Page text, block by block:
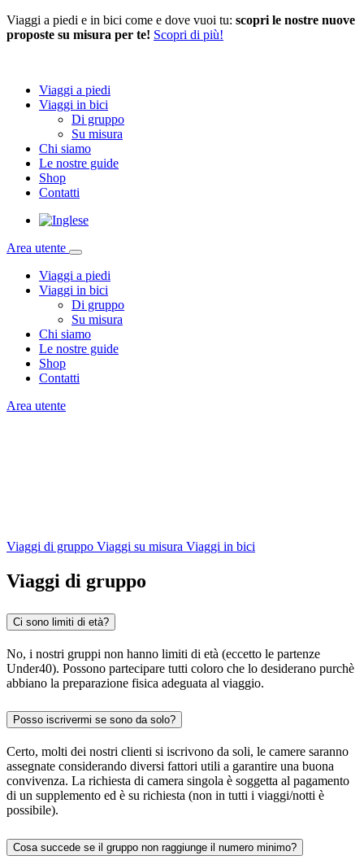
Viaggi a piedi e in bici come e dove vuoi tu: scopri le nostre nuove
proposte su misura per te! Scopri di più!
Viaggi a piedi
Viaggi in bici
Di gruppo
Su misura
Chi siamo
Le nostre guide
Shop
Contatti
Area utente
Viaggi a piedi
Viaggi in bici
Di gruppo
Su misura
Chi siamo
Le nostre guide
Shop
Contatti
Area utente
Viaggi di gruppo Viaggi su misura Viaggi in bici
Viaggi di gruppo
Ci sono limiti di età?
No, i nostri gruppi non hanno limiti di età (eccetto le partenze
Under40). Possono partecipare tutti coloro che lo desiderano purchè
abbiano la preparazione fisica adeguata al viaggio.
Posso iscrivermi se sono da solo?
Certo, molti dei nostri clienti si iscrivono da soli, le camere saranno
assegnate considerando diversi fattori utili a garantire una buona
convivenza. La richiesta di camera singola è soggetta al pagamento
di un supplemento ed è su richiesta (non in tutti i viaggi/notti è
possibile).
Cosa succede se il gruppo non raggiunge il numero minimo?